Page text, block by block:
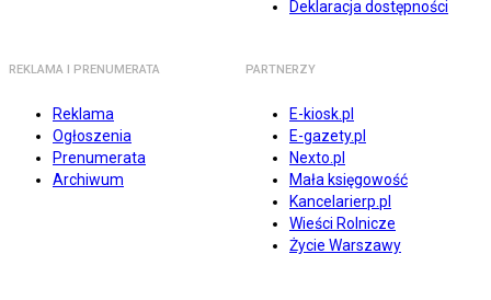
Deklaracja dostępności
REKLAMA I PRENUMERATA
Reklama
Ogłoszenia
Prenumerata
Archiwum
PARTNERZY
E-kiosk.pl
E-gazety.pl
Nexto.pl
Mała księgowość
Kancelarierp.pl
Wieści Rolnicze
Życie Warszawy